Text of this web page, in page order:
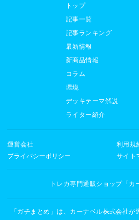
トップ
記事一覧
記事ランキング
最新情報
新商品情報
コラム
環境
デッキテーマ解説
ライター紹介
運営会社
利用規
プライバシーポリシー
サイト
トレカ専門通販ショップ「カ
「ガチまとめ」は、カーナベル株式会社が